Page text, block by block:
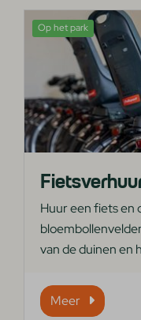
Op het park
Huur een fiets en
van de duinen en
Meer